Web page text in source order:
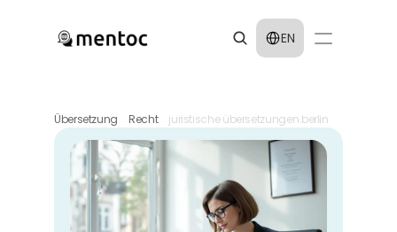
Select Language
EN
Übersetzung Recht juristische übersetzungen berlin